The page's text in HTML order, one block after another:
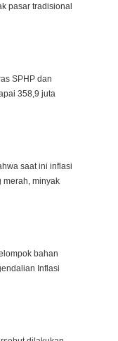
pasar tradisional
SPHP dan
358,9 juta
saat ini inflasi
merah, minyak
bahan
Inflasi